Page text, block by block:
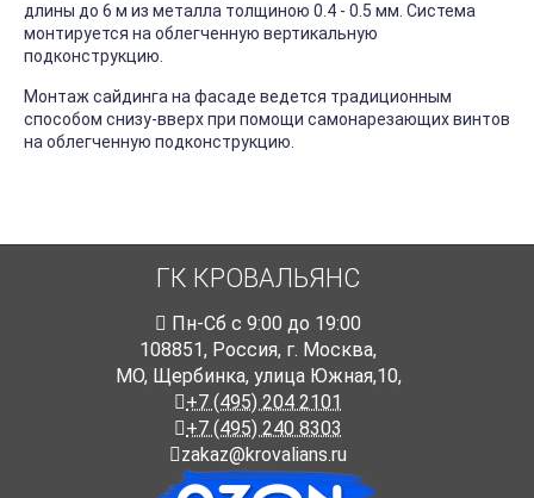
длины до 6 м из металла толщиною 0.4 - 0.5 мм. Система
монтируется на облегченную вертикальную
подконструкцию.
Монтаж сайдинга на фасаде ведется традиционным
способом снизу-вверх при помощи самонарезающих винтов
на облегченную подконструкцию.
ГК КРОВАЛЬЯНС
Пн-Cб с 9:00 до 19:00
108851, Россия, г. Москва,
МО, Щербинка, улица Южная,10,
+7 (495) 204 2101
+7 (495) 240 8303
zakaz@krovalians.ru